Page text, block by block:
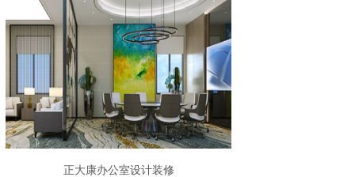
正大康办公室设计装修